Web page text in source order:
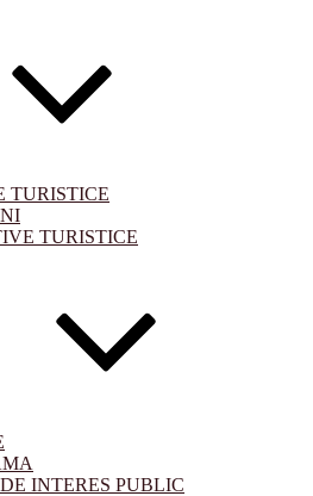
TURISTICE
TURISTICE
INTERES PUBLIC